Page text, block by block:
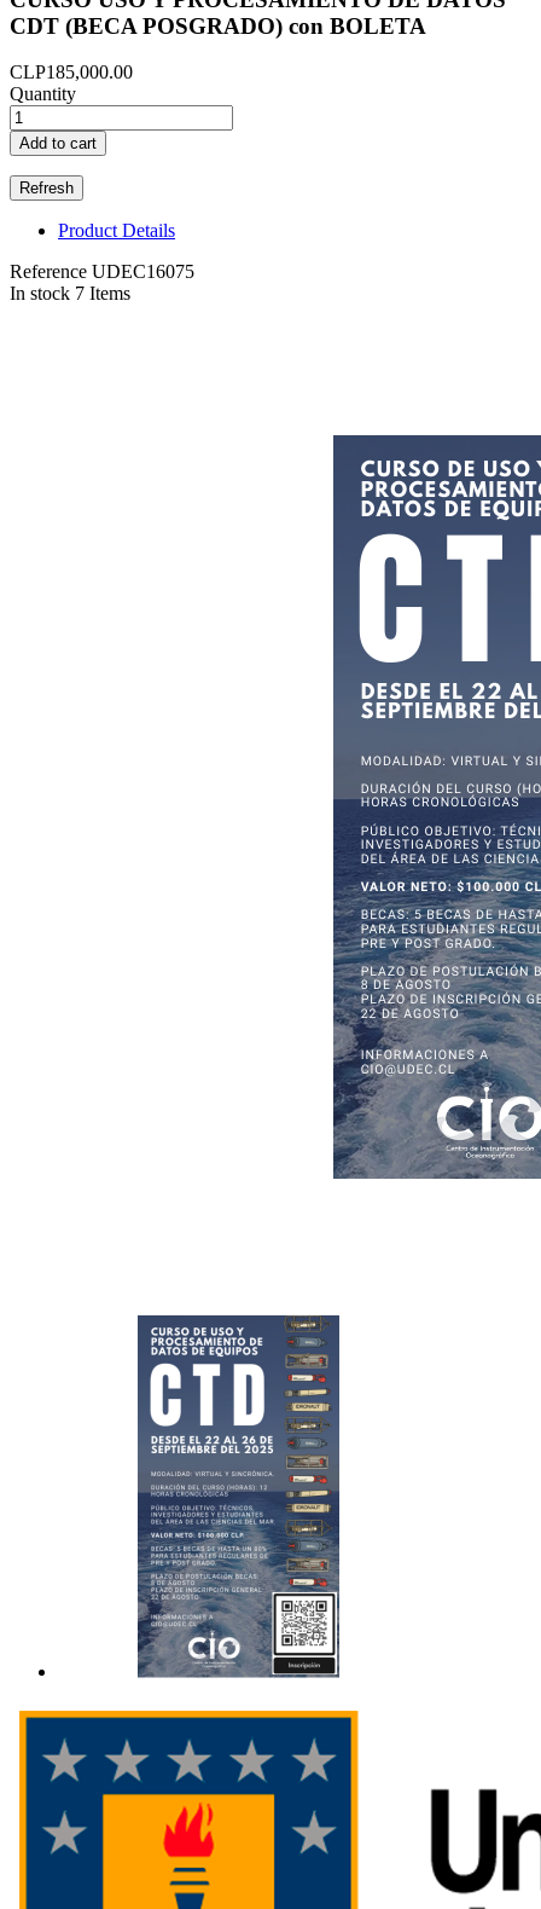
CDT (BECA POSGRADO) con BOLETA
CLP185,000.00
Quantity
Add to cart
Product Details
Reference UDEC16075
In stock 7 Items